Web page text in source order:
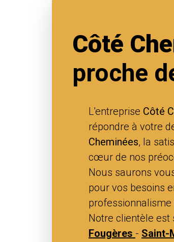
Côté
proche
L'entreprise Côté
répondre à votre
Cheminées, la
cœur de nos
Nous saurons
pour vos besoins
Notre clientèle est
Fougères - Saint-